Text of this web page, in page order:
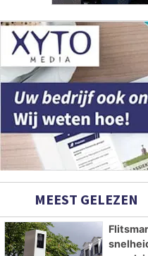
MEEST GELEZEN